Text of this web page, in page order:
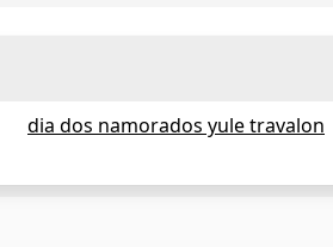
dia dos namorados yule travalon